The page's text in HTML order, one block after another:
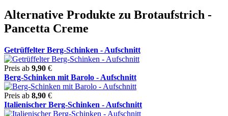
Alternative Produkte zu Brotaufstrich -
Pancetta Creme
Getrüffelter Berg-Schinken - Aufschnitt
Preis ab 9,90 €
Berg-Schinken mit Barolo - Aufschnitt
Preis ab 8,90 €
Italienischer Berg-Schinken - Aufschnitt